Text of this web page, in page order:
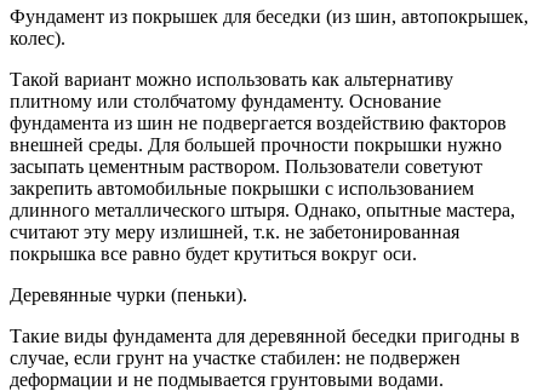
Фундамент из покрышек для беседки (из шин, автопокрышек,
колес).
Такой вариант можно использовать как альтернативу
плитному или столбчатому фундаменту. Основание
фундамента из шин не подвергается воздействию факторов
внешней среды. Для большей прочности покрышки нужно
засыпать цементным раствором. Пользователи советуют
закрепить автомобильные покрышки с использованием
длинного металлического штыря. Однако, опытные мастера,
считают эту меру излишней, т.к. не забетонированная
покрышка все равно будет крутиться вокруг оси.
Деревянные чурки (пеньки).
Такие виды фундамента для деревянной беседки пригодны в
случае, если грунт на участке стабилен: не подвержен
деформации и не подмывается грунтовыми водами.